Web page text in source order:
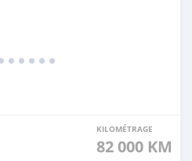
KILOMÉTRAGE
82 000 KM